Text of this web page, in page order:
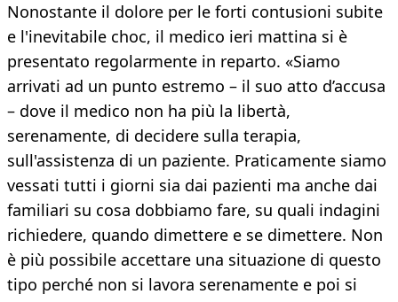
Nonostante il dolore per le forti contusioni subite
e l'inevitabile choc, il medico ieri mattina si è
presentato regolarmente in reparto. «Siamo
arrivati ad un punto estremo – il suo atto d’accusa
– dove il medico non ha più la libertà,
serenamente, di decidere sulla terapia,
sull'assistenza di un paziente. Praticamente siamo
vessati tutti i giorni sia dai pazienti ma anche dai
familiari su cosa dobbiamo fare, su quali indagini
richiedere, quando dimettere e se dimettere. Non
è più possibile accettare una situazione di questo
tipo perché non si lavora serenamente e poi si